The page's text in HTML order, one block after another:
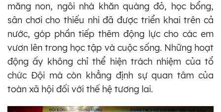
măng non, ngôi nhà khăn quàng đỏ, học bổng,
sân chơi cho thiếu nhi đã được triển khai trên cả
nước, góp phần tiếp thêm động lực cho các em
vươn lên trong học tập và cuộc sống. Những hoạt
động ấy không chỉ thể hiện trách nhiệm của tổ
chức Đội mà còn khẳng định sự quan tâm của
toàn xã hội đối với thế hệ tương lai.